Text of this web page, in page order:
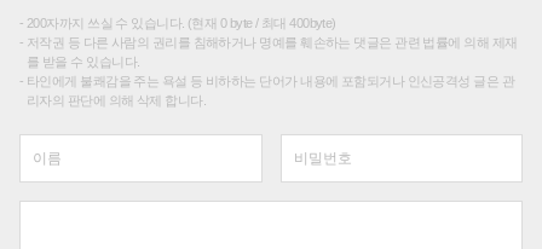
200자까지 쓰실 수 있습니다. (현재 0 byte / 최대 400byte)
저작권 등 다른 사람의 권리를 침해하거나 명예를 훼손하는 댓글은 관련 법률에 의해 제재
를 받을 수 있습니다.
타인에게 불쾌감을 주는 욕설 등 비하하는 단어가 내용에 포함되거나 인신공격성 글은 관
리자의 판단에 의해 삭제 합니다.